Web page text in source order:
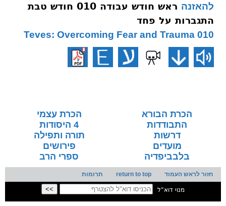
להאזנה
ראש חודש עבודה 010 חודש טבת
התגברות על פחד
010 Teves: Overcoming Fear and Trauma
הכרת הבורא
הכרת עצמי
התבודדות
4 היסודות
דרשות
תורה ותפילה
מועדים
פירושים
בלבביפדיה
ספרי הרב
חזור לראש העמוד return to top תרומות
מנוי דוא"ל